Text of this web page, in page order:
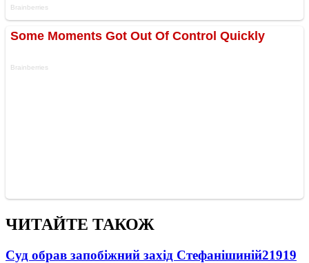
ЧИТАЙТЕ ТАКОЖ
Суд обрав запобіжний захід Стефанішиній21919